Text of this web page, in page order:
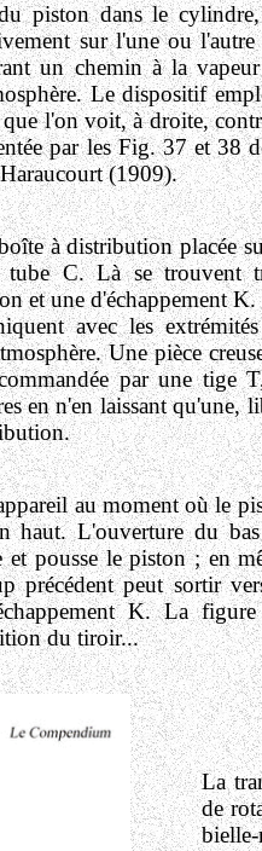
piston dans le
sur l'une ou l'autre
un chemin à la
Le dispositif
l'on voit, à droite,
par les Fig. 37 et 38
(1909).
à distribution placée
C. Là se trouvent
et une d'échappement K.
avec les
Une pièce
par une tige
en n'en laissant qu'une,
au moment où le
haut. L'ouverture du
pousse le piston ; en
précédent peut sortir
K. La
du tiroir...
La
de